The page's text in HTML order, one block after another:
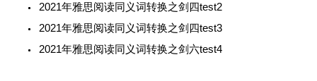
2021年雅思阅读同义词转换之剑四test2
2021年雅思阅读同义词转换之剑四test3
2021年雅思阅读同义词转换之剑六test4